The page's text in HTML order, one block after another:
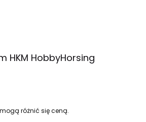
HKM HobbyHorsing
różnić się ceną.